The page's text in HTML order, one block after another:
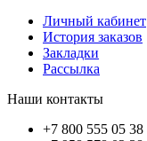
Личный кабинет
История заказов
Закладки
Рассылка
Наши контакты
+7 800 555 05 38